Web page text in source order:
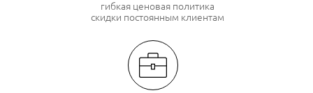
гибкая ценовая политика
скидки постоянным клиентам